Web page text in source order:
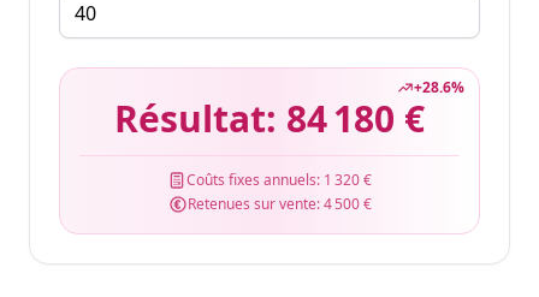
+28.6%
Résultat: 84 180 €
Coûts fixes annuels: 1 320 €
Retenues sur vente:4 500 €